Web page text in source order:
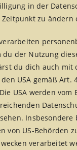
in der
zu ändern
du der Nutzung
du dich auch mit
USA gemäß Art.
USA werden vom
Insbesondere
von US-Behörden
verarbeitet
10
aktuell /
– Jahrgang 10